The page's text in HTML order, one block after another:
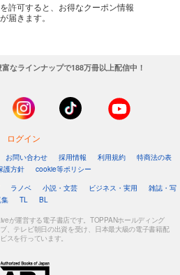
許可すると、お得なクーポン情報
届きます。
なラインナップで188万冊以上配信中！
ログイン
お問い合わせ 採用情報 利用規約
特商法の表
護方針
cookie等ポリシー
ラノベ 小説・文芸 ビジネス・実用
雑誌・写
TL BL
が運営する電子書店です。TOPPANホールディング
、テレビ朝日の出資を受け、日本最大級の電子書籍配
スを行っています。